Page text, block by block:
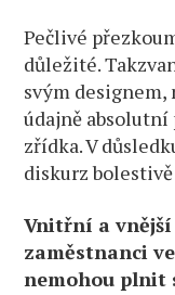
Pečlivé
důležité.
svým designem,
údajně
zřídka. V
diskurz
Vnitřní a
zaměstnanci
nemohou plnit